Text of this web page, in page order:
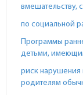
вмешательству,
по социальной
Программы
детьми,
риск нарушения
родителям